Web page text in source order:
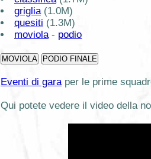
griglia(1.0M)
quesiti (1.3M)
moviola- podio
Eventi di garaper le prime
Qui potete vedere il video della